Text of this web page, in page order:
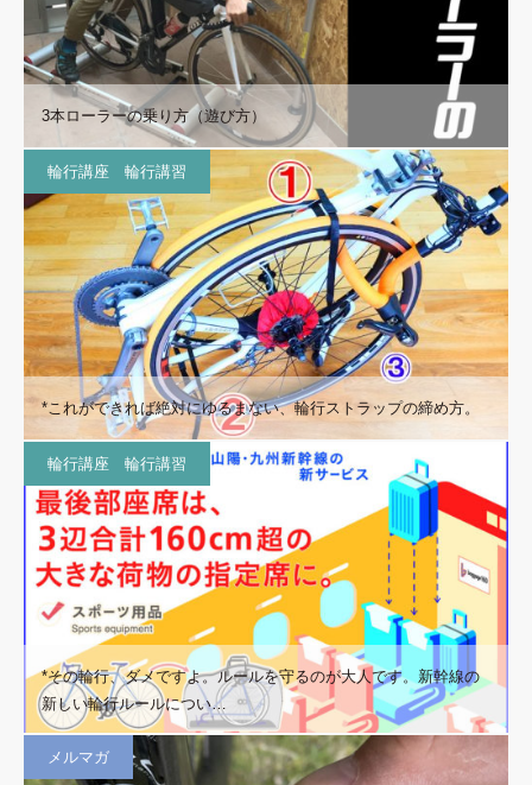
3本ローラーの乗り方（遊び方）
輪行講座 輪行講習
*これができれば絶対にゆるまない、輪行ストラップの締め方。
輪行講座 輪行講習
*その輪行、ダメですよ。ルールを守るのが大人です。新幹線の
新しい輪行ルールについ…
メルマガ